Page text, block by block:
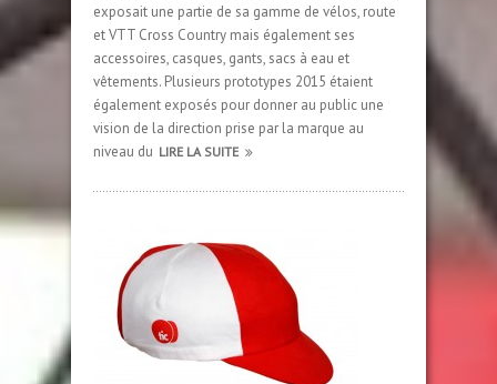
exposait une partie de sa gamme de vélos, route
et VTT Cross Country mais également ses
accessoires, casques, gants, sacs à eau et
vêtements. Plusieurs prototypes 2015 étaient
également exposés pour donner au public une
vision de la direction prise par la marque au
niveau du LIRE LA SUITE